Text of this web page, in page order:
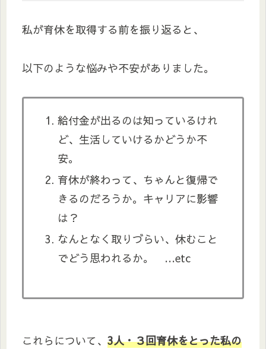
私が育休を取得する前を振り返ると、
以下のような悩みや不安がありました。
給付金が出るのは知っているけれ
ど、生活していけるかどうか不
安。
育休が終わって、ちゃんと復帰で
きるのだろうか。キャリアに影響
は？
なんとなく取りづらい、休むこと
でどう思われるか。 …etc
これらについて、 3人・３回育休をとった私の